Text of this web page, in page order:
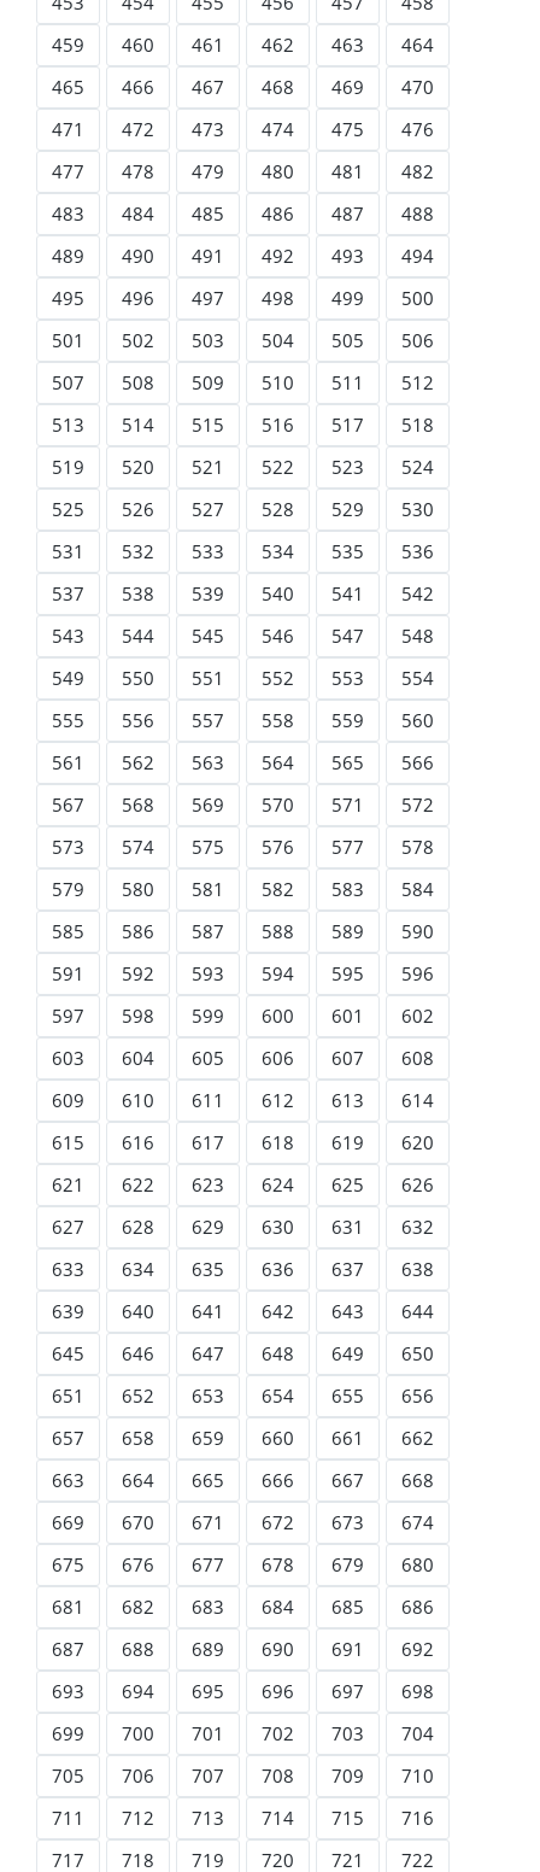
459
460 461 462 463
464
465
466 467 468 469
470
471
472 473 474 475
476
477
478 479 480 481
482
483
484 485 486 487
488
489
490 491 492 493
494
495
496 497 498 499
500
501
502 503 504 505
506
507
508 509 510 511
512
513
514 515 516 517
518
519
520 521 522 523
524
525
526 527 528 529
530
531
532 533 534 535
536
537
538 539 540 541
542
543
544 545 546 547
548
549
550 551 552 553
554
555
556 557 558 559
560
561
562 563 564 565
566
567
568 569 570 571
572
573
574 575 576 577
578
579
580 581 582 583
584
585
586 587 588 589
590
591
592 593 594 595
596
597
598 599 600 601
602
603
604 605 606 607
608
609
610 611 612 613
614
615
616 617 618 619
620
621
622 623 624 625
626
627
628 629 630 631
632
633
634 635 636 637
638
639
640 641 642 643
644
645
646 647 648 649
650
651
652 653 654 655
656
657
658 659 660 661
662
663
664 665 666 667
668
669
670 671 672 673
674
675
676 677 678 679
680
681
682 683 684 685
686
687
688 689 690 691
692
693
694 695 696 697
698
699
700 701 702 703
704
705
706 707 708 709
710
711
712 713 714 715
716
717
718 719 720 721
722